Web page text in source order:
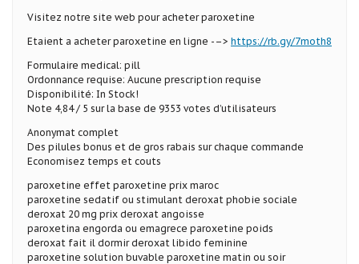
Visitez notre site web pour acheter paroxetine
Etaient a acheter paroxetine en ligne -–> https://rb.gy/7moth8
Formulaire medical: pill
Ordonnance requise: Aucune prescription requise
Disponibilité: In Stock!
Note 4,84 / 5 sur la base de 9353 votes d’utilisateurs
Anonymat complet
Des pilules bonus et de gros rabais sur chaque commande
Economisez temps et couts
paroxetine effet paroxetine prix maroc
paroxetine sedatif ou stimulant deroxat phobie sociale
deroxat 20 mg prix deroxat angoisse
paroxetina engorda ou emagrece paroxetine poids
deroxat fait il dormir deroxat libido feminine
paroxetine solution buvable paroxetine matin ou soir